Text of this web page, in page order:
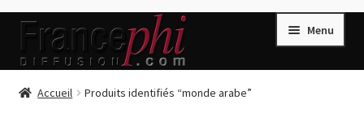
Aller
la
Aller
contenu
Menu
Accueil
Accueil Produits identifiés “monde arabe”